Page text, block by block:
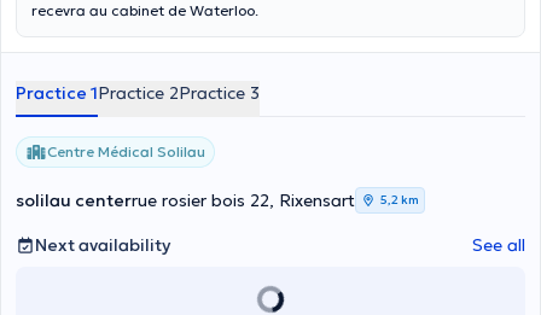
recevra au cabinet de Waterloo.
Practice 1Practice 2Practice 3
Centre Médical Solilau
solilau centerrue rosier bois 22, Rixensart 5,2 km
Next availability See all